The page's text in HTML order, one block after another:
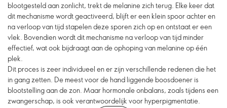
blootgesteld aan zonlicht, trekt de melanine zich terug. Elke keer dat
dit mechanisme wordt geactiveerd, blijft er een klein spoor achter en
na verloop van tijd stapelen deze sporen zich op en ontstaat er een
vlek. Bovendien wordt dit mechanisme na verloop van tijd minder
effectief, wat ook bijdraagt aan de ophoping van melanine op één
plek.
Dit proces is zeer individueel en er zijn verschillende redenen die het
in gang zetten. De meest voor de hand liggende boosdoener is
blootstelling aan de zon. Maar hormonale onbalans, zoals tijdens een
zwangerschap, is ook verantwoordelijk voor hyperpigmentatie.